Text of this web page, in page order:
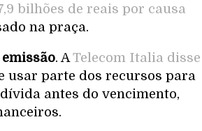
bilhões de reais por causa
na praça.
. ATelecom Italia disse
usar parte dos recursos para
antes do vencimento,